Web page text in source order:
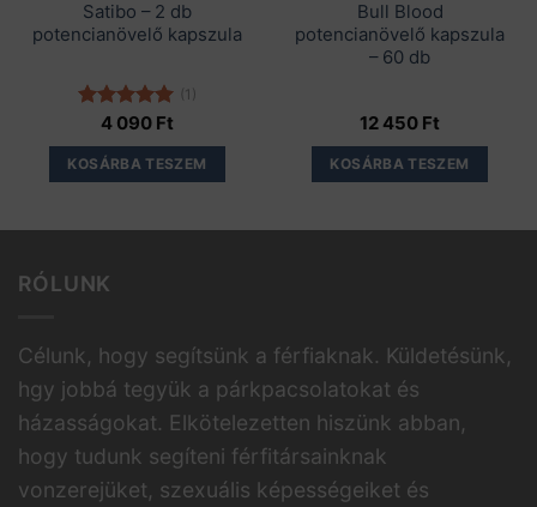
Satibo – 2 db
potencianövelő kapszula
Értékelés:
(1)
4 090 Ft
KOSÁRBA TESZEM
Bull Blood
potencianövelő kapszula
– 60 db
12 450 Ft
KOSÁRBA TESZEM
RÓLUNK
Célunk, hogy segítsünk a férfiaknak. Küldetésünk,
hgy jobbá tegyük a párkpacsolatokat és
házasságokat. Elkötelezetten hiszünk abban,
hogy tudunk segíteni férfitársainknak
vonzerejüket, szexuális képességeiket és